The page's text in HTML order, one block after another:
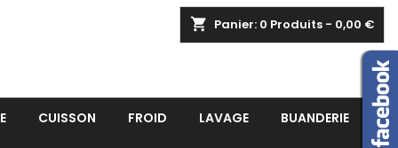
shopping_cart Panier: 0 Produits - 0,00 €
CUISSON FROID LAVAGE BUANDERIE